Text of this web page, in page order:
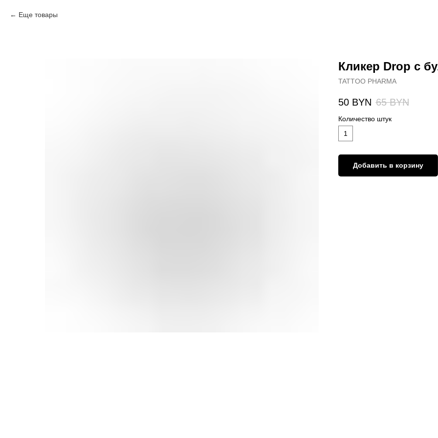
Еще товары
Кликер Drop с
TATTOO PHARMA
50 BYN 65 BYN
Количество штук
1
Добавить в корзину